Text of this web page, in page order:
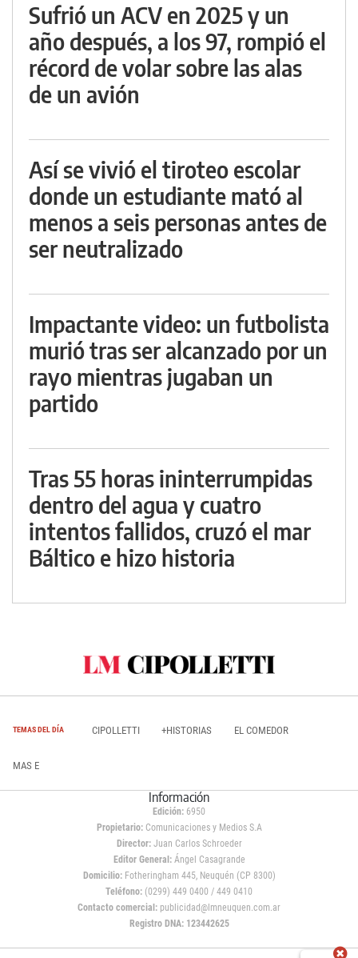
Sufrió un ACV en 2025 y un
año después, a los 97, rompió el
récord de volar sobre las alas
de un avión
Así se vivió el tiroteo escolar
donde un estudiante mató al
menos a seis personas antes de
ser neutralizado
Impactante video: un futbolista
murió tras ser alcanzado por un
rayo mientras jugaban un
partido
Tras 55 horas ininterrumpidas
dentro del agua y cuatro
intentos fallidos, cruzó el mar
Báltico e hizo historia
TEMAS DEL DÍA CIPOLLETTI +HISTORIAS EL COMEDOR
MAS E
Información
Edición: 6950
Propietario:Comunicaciones y Medios S.A
Director: Juan Carlos Schroeder
Editor General:Ángel Casagrande
Domicilio:Fotheringham 445, Neuquén (CP 8300)
Teléfono: (0299) 449 0400 / 449 0410
Contacto comercial: publicidad@lmneuquen.com.ar
Registro DNA: 123442625